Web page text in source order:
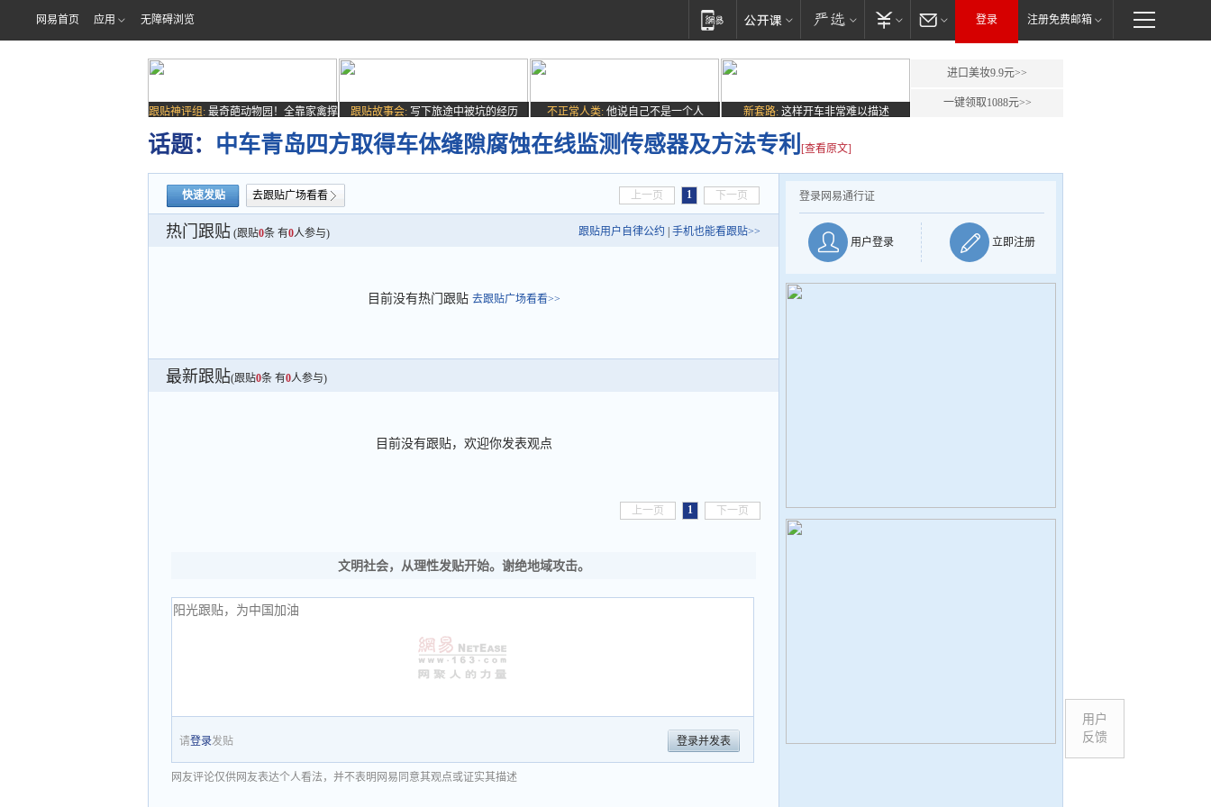
网易首页 应用 无障碍浏览 登录 注册免费邮箱
跟贴神评组: 最奇葩动物园！全靠家禽撑
场子
跟贴故事会: 写下旅途中被坑的经历 不正常人类: 他说自己不是一个人 新套路: 这样开车非常难以描述
进口美妆9.9元>>
一键领取1088元>>
话题： 中车青岛四方取得车体缝隙腐蚀在线监测传感器及方法专利 [查看原文]
快速发贴 去跟贴广场看看 上一页 1 下一页
热门跟贴 (跟贴0条 有0人参与) 跟贴用户自律公约 手机也能看跟贴>>
目前没有热门跟贴 去跟贴广场看看>>
最新跟贴(跟贴0条 有0人参与)
目前没有跟贴，欢迎你发表观点
上一页 1 下一页
文明社会，从理性发贴开始。谢绝地域攻击。
请登录发贴 登录并发表
网友评论仅供网友表达个人看法，并不表明网易同意其观点或证实其描述
登录网易通行证
用户登录 立即注册
用户
反馈